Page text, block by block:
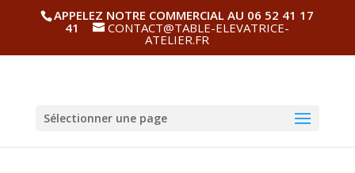
APPELEZ NOTRE COMMERCIAL AU 06 52 41 17
41
CONTACT@TABLE-ELEVATRICE-
ATELIER.FR
Sélectionner une page